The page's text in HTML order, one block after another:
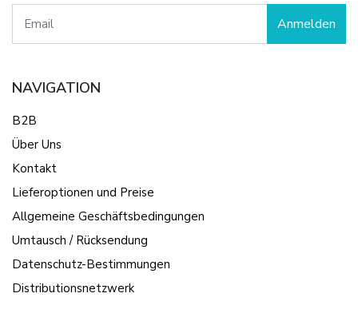
Anmelden
NAVIGATION
B2B
Über Uns
Kontakt
Lieferoptionen und Preise
Allgemeine Geschäftsbedingungen
Umtausch / Rücksendung
Datenschutz-Bestimmungen
Distributionsnetzwerk